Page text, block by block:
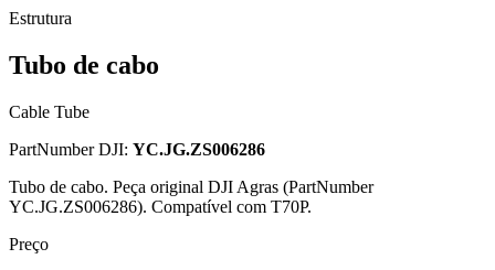
Estrutura
Tubo de cabo
Cable Tube
PartNumber DJI: YC.JG.ZS006286
Tubo de cabo. Peça original DJI Agras (PartNumber
YC.JG.ZS006286). Compatível com T70P.
Preço